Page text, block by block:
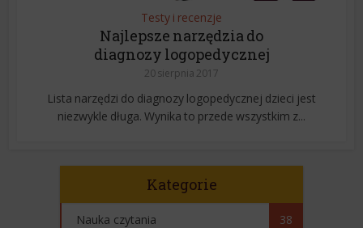
Testy i recenzje
Najlepsze narzędzia do
diagnozy logopedycznej
20 sierpnia 2017
Lista narzędzi do diagnozy logopedycznej dzieci jest
niezwykle długa. Wynika to przede wszystkim z...
Kategorie
Nauka czytania 38